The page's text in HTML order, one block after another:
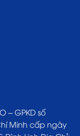
– GPKD số
Minh cấp ngày